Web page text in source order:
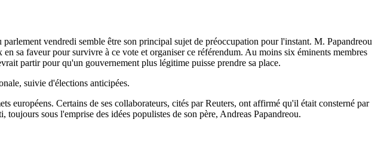
vendredi semble être son principal sujet de préoccupation pour l'instant. M. Papandreou
sa faveur pour survivre à ce vote et organiser ce référendum. Au moins six éminents membres
partir pour qu'un gouvernement plus légitime puisse prendre sa place.
suivie d'élections anticipées.
européens. Certains de ses collaborateurs, cités par Reuters, ont affirmé qu'il était consterné par
sous l'emprise des idées populistes de son père, Andreas Papandreou.